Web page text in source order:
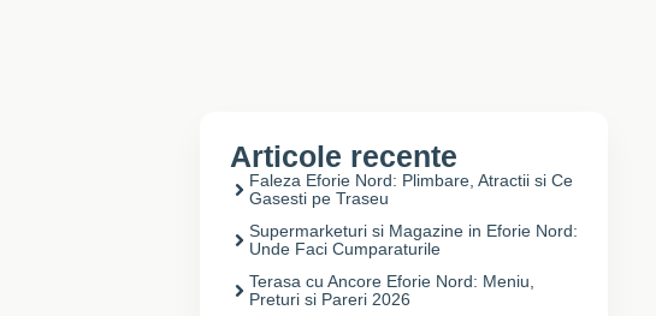
Articole recente
Faleza Eforie Nord: Plimbare, Atractii si Ce
Gasesti pe Traseu
Supermarketuri si Magazine in Eforie Nord:
Unde Faci Cumparaturile
Terasa cu Ancore Eforie Nord: Meniu,
Preturi si Pareri 2026